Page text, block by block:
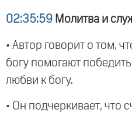
02:35:59 Молитва и
• Автор говорит о том,
богу помогают
любви к богу.
• Он подчеркивает, что